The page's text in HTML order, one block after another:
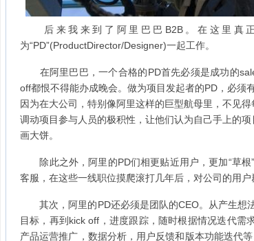
后来我来到了阿里巴巴B2B。在这里真
为“PD”(ProductDirector/Designer)一起工作。
在阿里巴巴，一个合格的PD首先必须是成功的
off都恨不得能办成晚会。做为项目发起者的PD，必须
因为在大公司，特别像阿里这样的巨型航母里，不见
调动项目参与人员的极积性，让他们认为自己手上的
画大饼。
除此之外，阿里的PD们相更贴近用户，更加“草根
客服，在这些一线职位摸爬滚打几年后，对公司的用户
其次，阿里的PD还必须是团队的CEO。从产生想
目标，再到kick off，进度跟踪，随时根据情况迭代需
产品运营推广，数据分析，用户反馈和版本功能迭代